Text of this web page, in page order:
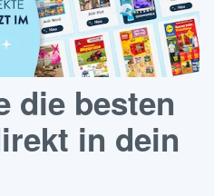
die besten
in dein